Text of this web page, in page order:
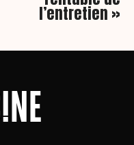
l’entretien »